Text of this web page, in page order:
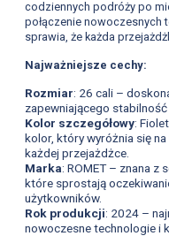
codziennych podróży po
połączenie nowoczesnych
sprawia, że każda
Najważniejsze cechy:
Rozmiar: 26 cali –
zapewniającego stabilność
Kolor szczegółowy:
kolor, który wyróżnia się
każdej przejażdżce.
Marka: ROMET – znana z
które sprostają
użytkowników.
Rok produkcji: 2024 –
nowoczesne technologie i